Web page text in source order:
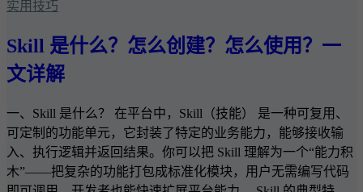
实用技巧
Skill 是什么？怎么创建？怎么使用？一
文详解
一、Skill 是什么？ 在平台中，Skill（技能） 是一种可复用、
可定制的功能单元，它封装了特定的业务能力，能够接收输
入、执行逻辑并返回结果。你可以把 Skill 理解为一个“能力积
木”——把复杂的功能打包成标准化模块，用户无需编写代码